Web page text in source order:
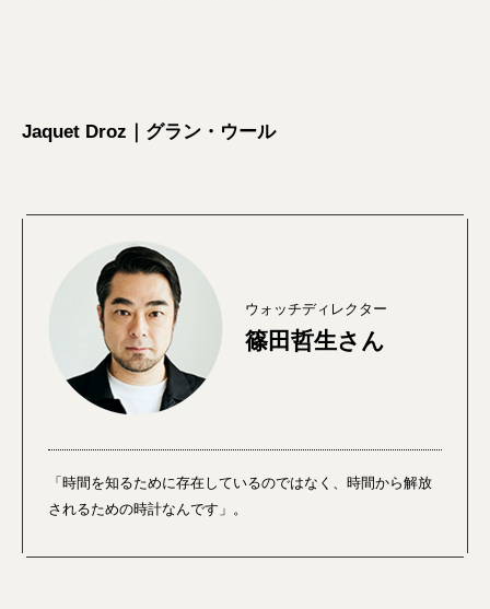
Jaquet Droz｜グラン・ウール
ウォッチディレクター
篠田哲生さん
「時間を知るために存在しているのではなく、時間から解放
されるための時計なんです」。